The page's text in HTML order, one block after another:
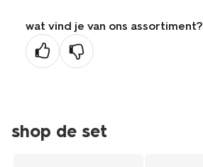
wat vind je van ons assortiment?
shop de set